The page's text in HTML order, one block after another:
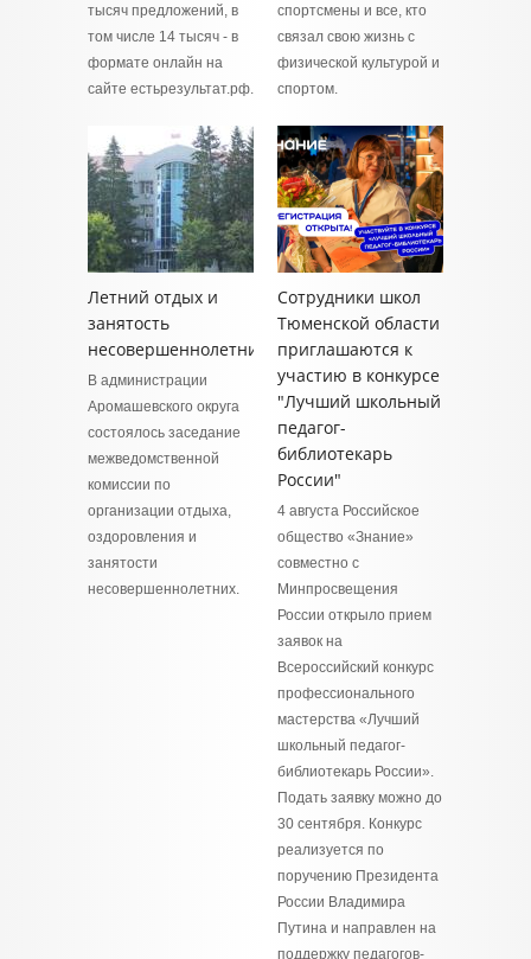
тысяч предложений, в
том числе 14 тысяч - в
формате онлайн на
сайте естьрезультат.рф.
спортсмены и все, кто
связал свою жизнь с
физической культурой и
спортом.
Летний отдых и
занятость
несовершеннолетних
В администрации
Аромашевского округа
состоялось заседание
межведомственной
комиссии по
организации отдыха,
оздоровления и
занятости
несовершеннолетних.
Сотрудники школ
Тюменской области
приглашаются к
участию в конкурсе
"Лучший школьный
педагог-
библиотекарь
России"
4 августа Российское
общество «Знание»
совместно с
Минпросвещения
России открыло прием
заявок на
Всероссийский конкурс
профессионального
мастерства «Лучший
школьный педагог-
библиотекарь России».
Подать заявку можно до
30 сентября. Конкурс
реализуется по
поручению Президента
России Владимира
Путина и направлен на
поддержку педагогов-